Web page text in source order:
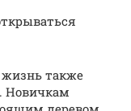
также
Новичкам